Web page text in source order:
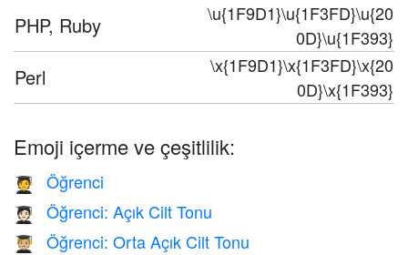
PHP, Ruby
\u{1F9D1}\u{1F3FD}\u{20
0D}\u{1F393}
Perl
\x{1F9D1}\x{1F3FD}\x{20
0D}\x{1F393}
Emoji içerme ve çeşitlilik:
🧑‍🎓 Öğrenci
🧑🏻‍🎓 Öğrenci: Açık Cilt Tonu
🧑🏼‍🎓 Öğrenci: Orta Açık Cilt Tonu